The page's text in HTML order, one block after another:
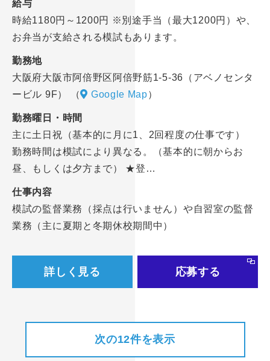
給与
時給1180円～1200円 ※別途手当（最大1200円）や、
お弁当が支給される模試もあります。
勤務地
大阪府大阪市阿倍野区阿倍野筋1-5-36（アベノセンタ
ービル 9F）
（ Google Map）
勤務曜日・時間
主に土日祝（基本的に月に1、2回程度の仕事です）
勤務時間は模試により異なる。（基本的に朝からお
昼、もしくは夕方まで） ★登…
仕事内容
模試の監督業務（採点は行いません）や自習室の監督
業務（主に夏期と冬期休校期間中）
詳しく見る 応募する
次の12件を表示